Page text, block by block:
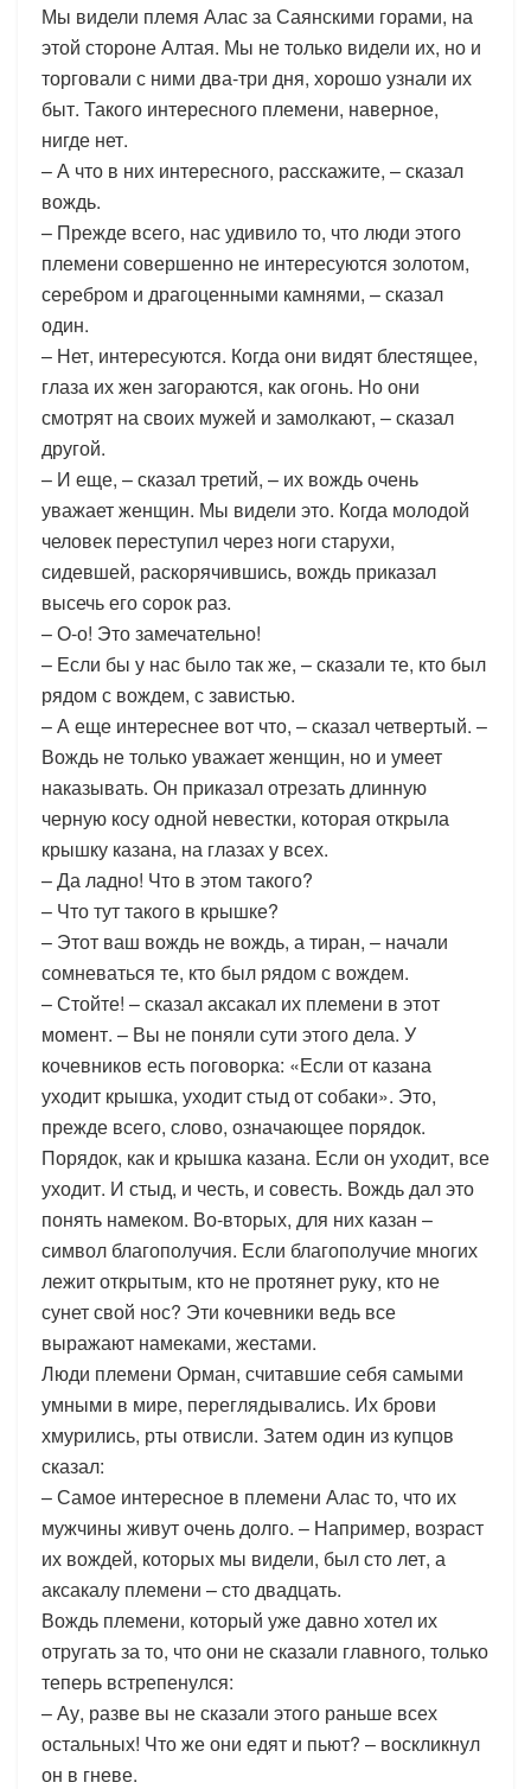
Мы видели племя Алас за Саянскими горами, на
этой стороне Алтая. Мы не только видели их, но и
торговали с ними два-три дня, хорошо узнали их
быт. Такого интересного племени, наверное,
нигде нет.
– А что в них интересного, расскажите, – сказал
вождь.
– Прежде всего, нас удивило то, что люди этого
племени совершенно не интересуются золотом,
серебром и драгоценными камнями, – сказал
один.
– Нет, интересуются. Когда они видят блестящее,
глаза их жен загораются, как огонь. Но они
смотрят на своих мужей и замолкают, – сказал
другой.
– И еще, – сказал третий, – их вождь очень
уважает женщин. Мы видели это. Когда молодой
человек переступил через ноги старухи,
сидевшей, раскорячившись, вождь приказал
высечь его сорок раз.
– О-о! Это замечательно!
– Если бы у нас было так же, – сказали те, кто был
рядом с вождем, с завистью.
– А еще интереснее вот что, – сказал четвертый. –
Вождь не только уважает женщин, но и умеет
наказывать. Он приказал отрезать длинную
черную косу одной невестки, которая открыла
крышку казана, на глазах у всех.
– Да ладно! Что в этом такого?
– Что тут такого в крышке?
– Этот ваш вождь не вождь, а тиран, – начали
сомневаться те, кто был рядом с вождем.
– Стойте! – сказал аксакал их племени в этот
момент. – Вы не поняли сути этого дела. У
кочевников есть поговорка: «Если от казана
уходит крышка, уходит стыд от собаки». Это,
прежде всего, слово, означающее порядок.
Порядок, как и крышка казана. Если он уходит, все
уходит. И стыд, и честь, и совесть. Вождь дал это
понять намеком. Во-вторых, для них казан –
символ благополучия. Если благополучие многих
лежит открытым, кто не протянет руку, кто не
сунет свой нос? Эти кочевники ведь все
выражают намеками, жестами.
Люди племени Орман, считавшие себя самыми
умными в мире, переглядывались. Их брови
хмурились, рты отвисли. Затем один из купцов
сказал:
– Самое интересное в племени Алас то, что их
мужчины живут очень долго. – Например, возраст
их вождей, которых мы видели, был сто лет, а
аксакалу племени – сто двадцать.
Вождь племени, который уже давно хотел их
отругать за то, что они не сказали главного, только
теперь встрепенулся:
– Ау, разве вы не сказали этого раньше всех
остальных! Что же они едят и пьют? – воскликнул
он в гневе.